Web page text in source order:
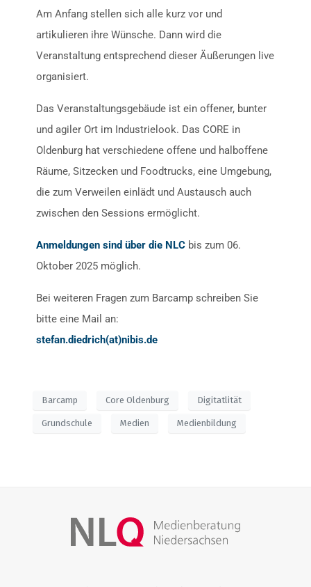
Am Anfang stellen sich alle kurz vor und
artikulieren ihre Wünsche. Dann wird die
Veranstaltung entsprechend dieser Äußerungen live
organisiert.
Das Veranstaltungsgebäude ist ein offener, bunter
und agiler Ort im Industrielook. Das CORE in
Oldenburg hat verschiedene offene und halboffene
Räume, Sitzecken und Foodtrucks, eine Umgebung,
die zum Verweilen einlädt und Austausch auch
zwischen den Sessions ermöglicht.
Anmeldungen sind über die NLC bis zum 06.
Oktober 2025 möglich.
Bei weiteren Fragen zum Barcamp schreiben Sie
bitte eine Mail an:
stefan.diedrich(at)nibis.de
Barcamp Core Oldenburg Digitatlität
Grundschule Medien Medienbildung